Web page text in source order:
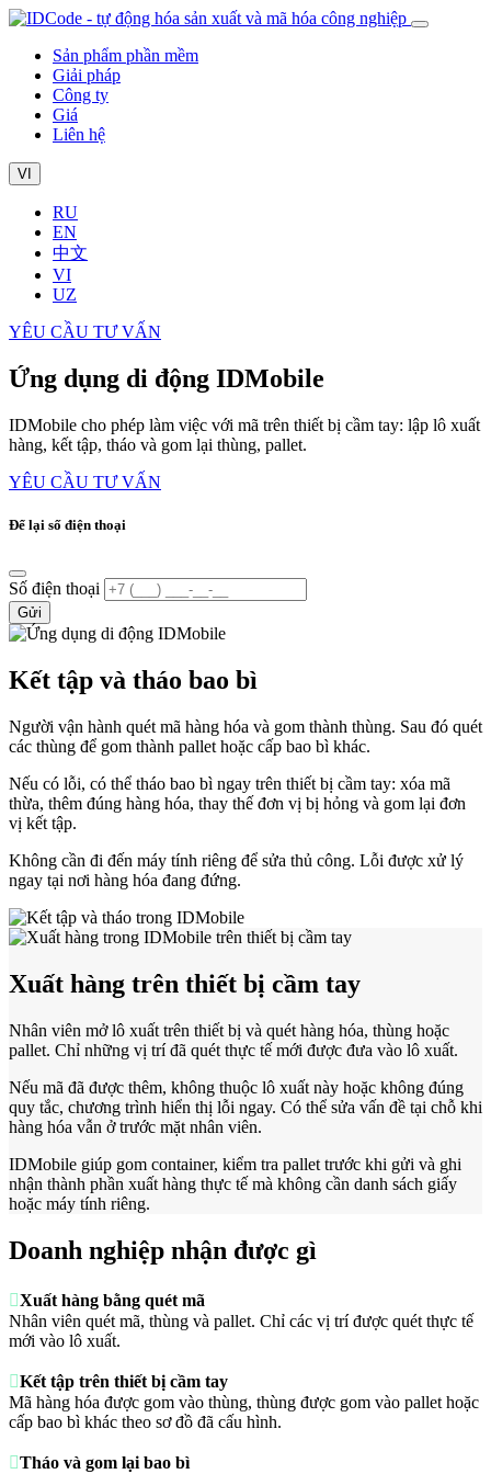
Sản phẩm phần mềm
Giải pháp
Công ty
Giá
Liên hệ
VI
RU
EN
中文
VI
UZ
YÊU CẦU TƯ VẤN
Ứng dụng di động IDMobile
IDMobile cho phép làm việc với mã trên thiết bị cầm tay: lập lô xuất
hàng, kết tập, tháo và gom lại thùng, pallet.
YÊU CẦU TƯ VẤN
Để lại số điện thoại
Số điện thoại
Gửi
Kết tập và tháo bao bì
Người vận hành quét mã hàng hóa và gom thành thùng. Sau đó quét
các thùng để gom thành pallet hoặc cấp bao bì khác.
Nếu có lỗi, có thể tháo bao bì ngay trên thiết bị cầm tay: xóa mã
thừa, thêm đúng hàng hóa, thay thế đơn vị bị hỏng và gom lại đơn
vị kết tập.
Không cần đi đến máy tính riêng để sửa thủ công. Lỗi được xử lý
ngay tại nơi hàng hóa đang đứng.
Xuất hàng trên thiết bị cầm tay
Nhân viên mở lô xuất trên thiết bị và quét hàng hóa, thùng hoặc
pallet. Chỉ những vị trí đã quét thực tế mới được đưa vào lô xuất.
Nếu mã đã được thêm, không thuộc lô xuất này hoặc không đúng
quy tắc, chương trình hiển thị lỗi ngay. Có thể sửa vấn đề tại chỗ khi
hàng hóa vẫn ở trước mặt nhân viên.
IDMobile giúp gom container, kiểm tra pallet trước khi gửi và ghi
nhận thành phần xuất hàng thực tế mà không cần danh sách giấy
hoặc máy tính riêng.
Doanh nghiệp nhận được gì
Xuất hàng bằng quét mã
Nhân viên quét mã, thùng và pallet. Chỉ các vị trí được quét thực tế
mới vào lô xuất.
Kết tập trên thiết bị cầm tay
Mã hàng hóa được gom vào thùng, thùng được gom vào pallet hoặc
cấp bao bì khác theo sơ đồ đã cấu hình.
Tháo và gom lại bao bì